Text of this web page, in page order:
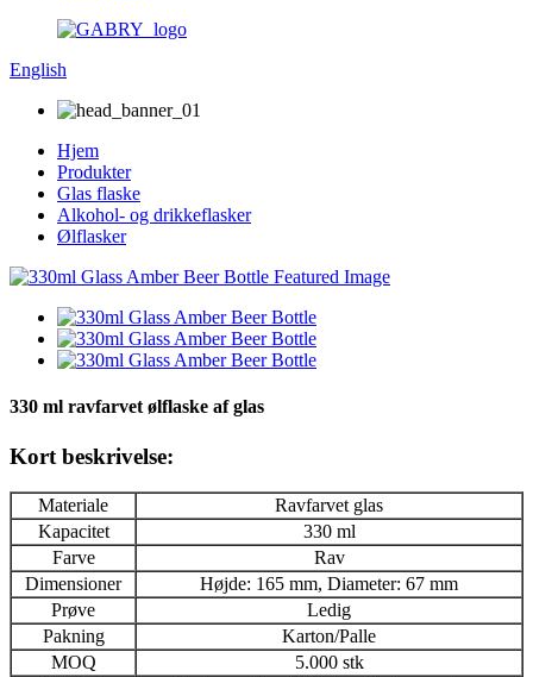
English
Hjem
Produkter
Glas flaske
Alkohol- og drikkeflasker
Ølflasker
330 ml ravfarvet ølflaske af glas
Kort beskrivelse:
Materiale
Ravfarvet glas
Kapacitet
330 ml
Farve
Rav
Dimensioner
Højde: 165 mm, Diameter: 67 mm
Prøve
Ledig
Pakning
Karton/Palle
MOQ
5.000 stk